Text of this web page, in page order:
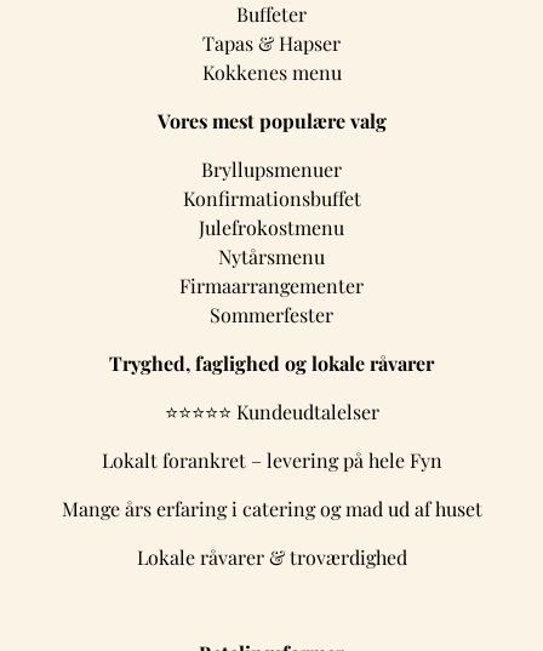
Buffeter
Tapas & Hapser
Kokkenes menu
Vores mest populære valg
Bryllupsmenuer
Konfirmationsbuffet
Julefrokostmenu
Nytårsmenu
Firmaarrangementer
Sommerfester
Tryghed, faglighed og lokale råvarer
⭐⭐⭐⭐⭐ Kundeudtalelser
Lokalt forankret – levering på hele Fyn
Mange års erfaring i catering og mad ud af huset
Lokale råvarer & troværdighed